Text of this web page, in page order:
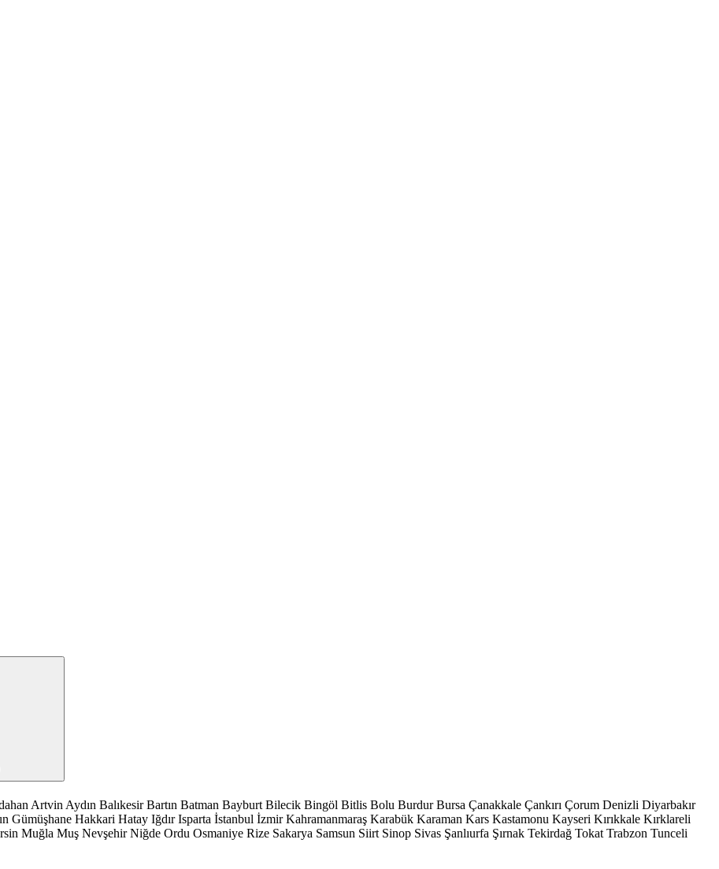
Artvin Aydın Balıkesir Bartın Batman Bayburt Bilecik Bingöl Bitlis Bolu Burdur Bursa Çanakkale Çankırı Çorum Denizli Diyarbakır
Gümüşhane Hakkari Hatay Iğdır Isparta İstanbul İzmir Kahramanmaraş Karabük Karaman Kars Kastamonu Kayseri Kırıkkale Kırklareli
Muğla Muş Nevşehir Niğde Ordu Osmaniye Rize Sakarya Samsun Siirt Sinop Sivas Şanlıurfa Şırnak Tekirdağ Tokat Trabzon Tunceli